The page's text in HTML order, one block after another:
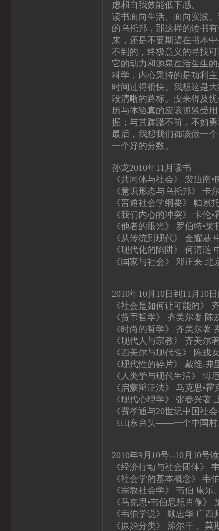
虑和自我效能低下感。
读书面向生活、面向实践
的乌托邦，那这样的读书
来，还是不要期望在书本
不到的，终极意义的寻找
它的动力和源泉在活生生
科学，内心秉持的是功利
时间过得很快。我想这是
段清晰的路标。没来得及
历与体验真的应该抓紧受
握；与其踌躇不前，不如
最后，我想我们都该做一
一个好的分数。
孙龙2010年11月读书
《共同体与社会》 裴迪南
《意识形态与乌托邦》 卡
《普通社会学纲要》 帕累
《我们内心的冲突》 卡伦
《他者的眼光》 罗伯特•
《从传统到现代》 金耀基
《现代化的陷阱》 何清涟
《国家与社会》 邓正来 北
2010年10月10日到11月10
《社会是如何让可能的》
《货币哲学》 齐美尔著
《时尚的哲学》 齐美尔著
《现代人与宗教》 齐美尔
《西美尔与现代性》 陈戎
《现代性的碎片》 戴维.
《人类学与现代生活》 博
《启蒙辩证法》 马克思•
《现代心理学》 张春兴著
《费孝通与20世纪中国社
《山东台头——一个中国
2010年9月10号--10月10号
《经济行动与社会团体》
《社会学的基本概念》 韦
《宗教社会学》 韦伯 康
《马克思•韦伯思想肖像
《韦伯学说》 顾忠华 广西
《原始分类》 涂尔干 、